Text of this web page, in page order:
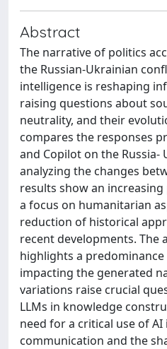
Abstract
The narrative of politics
the Russian-Ukrainian
intelligence is reshaping
raising questions about
neutrality, and their
compares the responses
and Copilot on the Russia-
analyzing the changes
results show an
a focus on humanitarian
reduction of historical
recent developments. The
highlights a
impacting the generated
variations raise crucial
LLMs in knowledge
need for a critical use of AI
communication and the